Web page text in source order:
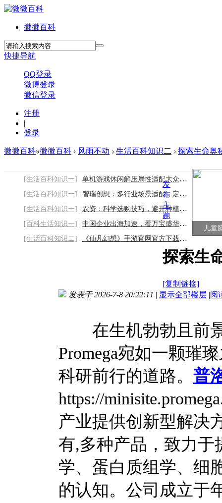
微微百科
快捷导航
QQ登录
微博登录
微信登录
注册
|
登录
微微百科»微微百科 › 风雨不动 › 生活百科知识二 › 探索生命奥
[生活百科知识一]
单机游戏休闲解压属性适配大众日常娱乐
[生活百科知识一]
智瑞创想：多行业场景适配，定制专属声誉解
[生活百科知识一]
农资：科学选购技巧，避开种植采购误区
[百科生活知识一]
中国企业出海加速，看万宝盛华如何猎取全球
[生活百科知识二]
《仙凡幻想》手游官网官方下载链接：开启仙
儿童
发
布
主
题
探索生
[复制链接]
发表于 2026-7-8 20:22:11 | 显示全部楼层 |阅
在生机勃勃且前景
Promega宛如一颗璀
科研前行的道路。 普
https://
产业提供创新型解决
有,多种产品，致力于
学、蛋白质组学、细
的认知。公司成立于